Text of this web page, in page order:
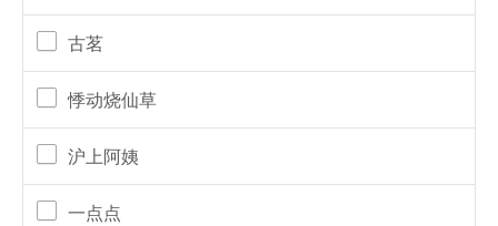
古茗
悸动烧仙草
沪上阿姨
一点点